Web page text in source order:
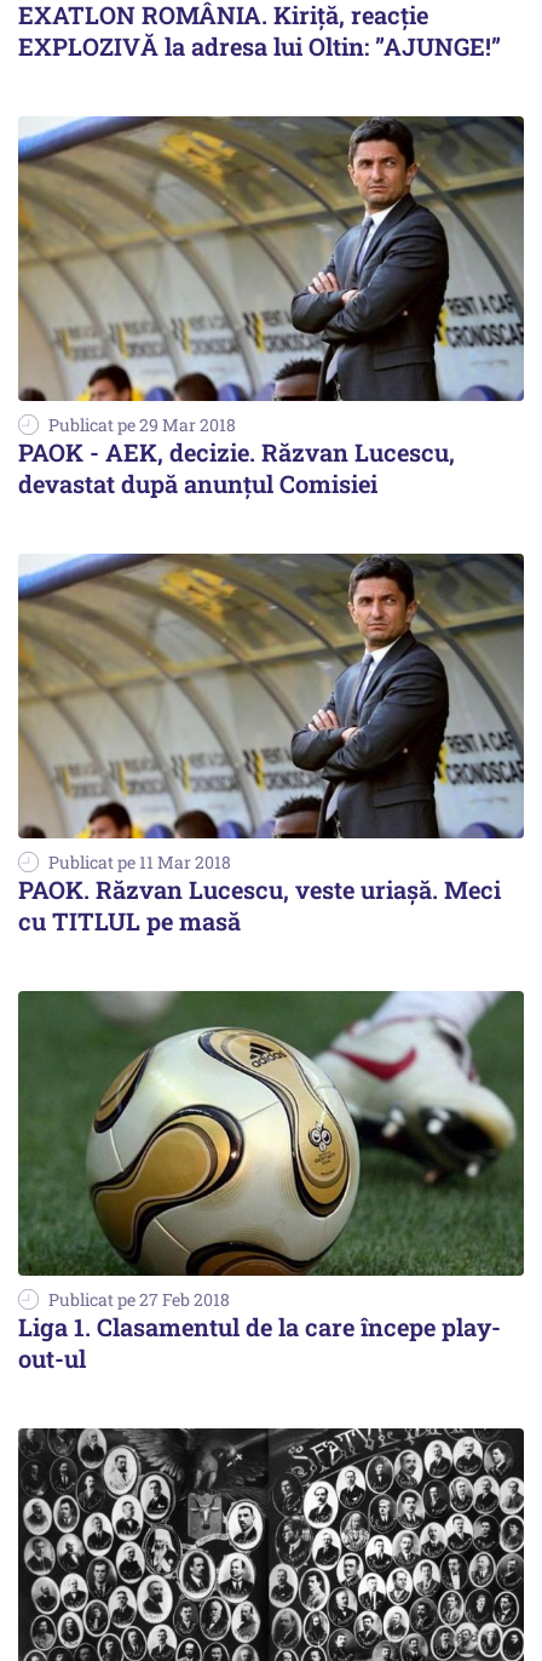
EXATLON ROMÂNIA. Kiriță, reacție
EXPLOZIVĂ la adresa lui Oltin: ”AJUNGE!”
Publicat pe 29 Mar 2018
PAOK - AEK, decizie. Răzvan Lucescu,
devastat după anunțul Comisiei
Publicat pe 11 Mar 2018
PAOK. Răzvan Lucescu, veste uriașă. Meci
cu TITLUL pe masă
Publicat pe 27 Feb 2018
Liga 1. Clasamentul de la care începe play-
out-ul